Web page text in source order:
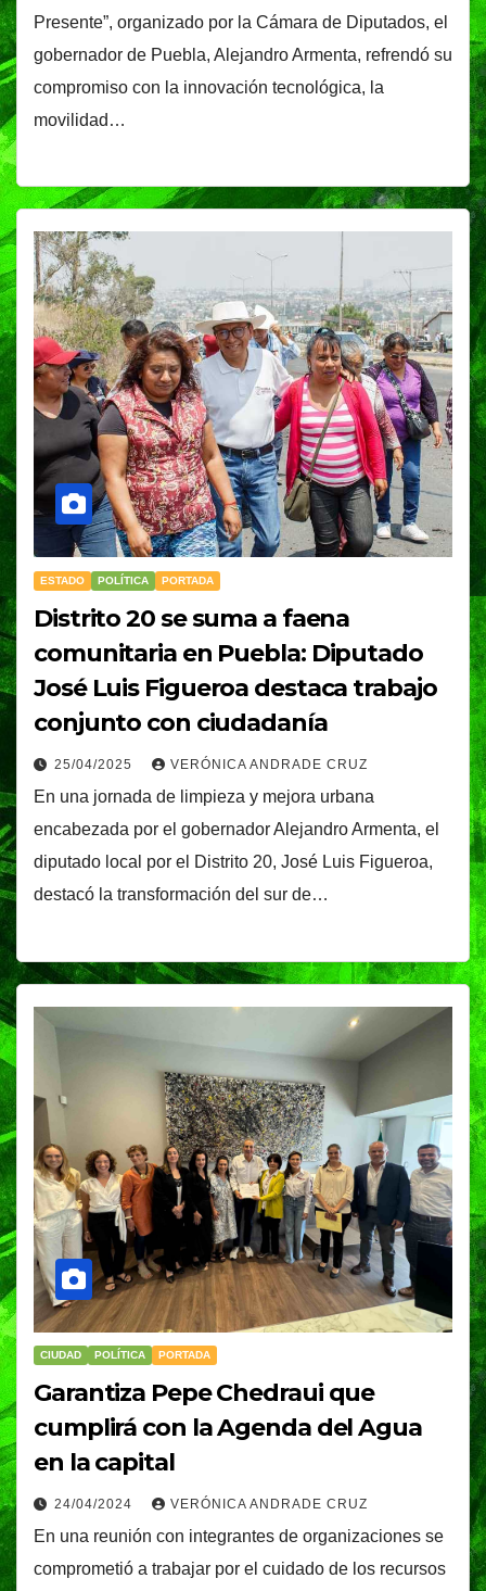
Presente”, organizado por la Cámara de Diputados, el
gobernador de Puebla, Alejandro Armenta, refrendó su
compromiso con la innovación tecnológica, la
movilidad…
ESTADO POLÍTICA PORTADA
Distrito 20 se suma a faena
comunitaria en Puebla: Diputado
José Luis Figueroa destaca trabajo
conjunto con ciudadanía
25/04/2025 VERÓNICA ANDRADE CRUZ
En una jornada de limpieza y mejora urbana
encabezada por el gobernador Alejandro Armenta, el
diputado local por el Distrito 20, José Luis Figueroa,
destacó la transformación del sur de…
CIUDAD POLÍTICA PORTADA
Garantiza Pepe Chedraui que
cumplirá con la Agenda del Agua
en la capital
24/04/2024 VERÓNICA ANDRADE CRUZ
En una reunión con integrantes de organizaciones se
comprometió a trabajar por el cuidado de los recursos